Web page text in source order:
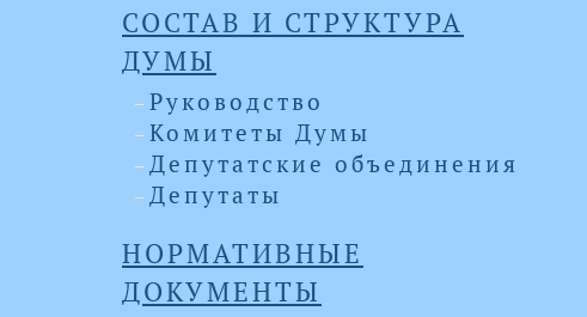
СОСТАВ И СТРУКТУРА
ДУМЫ
Руководство
Комитеты Думы
Депутатские объединения
Депутаты
НОРМАТИВНЫЕ
ДОКУМЕНТЫ